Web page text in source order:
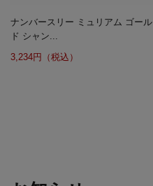
ナンバースリー ミュリアム ゴール
ド シャン...
3,234円（税込）